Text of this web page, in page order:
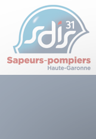
Panneau de gestion